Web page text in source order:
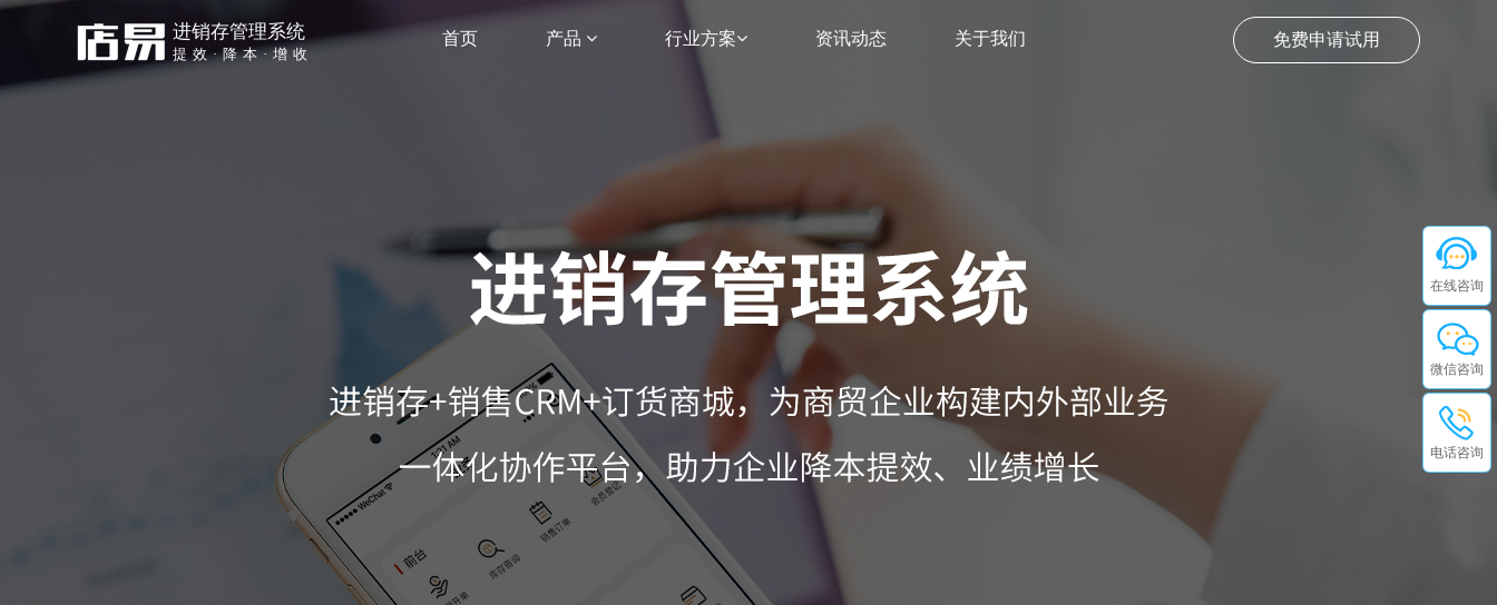
免费申请试用
进销存管理系统
提效·降本·增收
首页 产品 行业方案 资讯动态 关于我们
在线咨询
微信咨询
电话咨询